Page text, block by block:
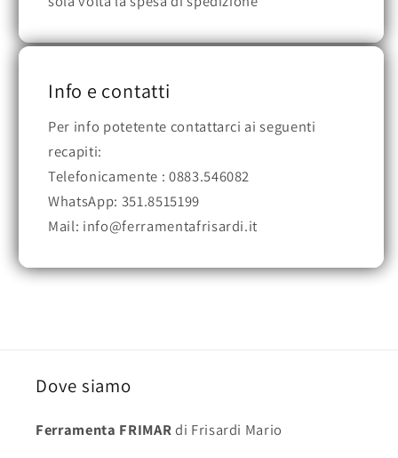
Info e contatti
Per info potetente contattarci ai seguenti
recapiti:
Telefonicamente : 0883.546082
WhatsApp: 351.8515199
Mail: info@ferramentafrisardi.it
Dove siamo
Ferramenta FRIMARdi Frisardi Mario